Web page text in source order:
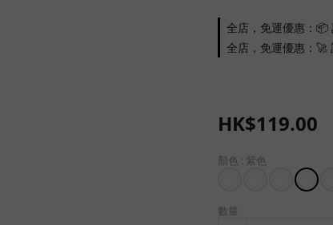
全店，免運優惠：📦
全店，免運優惠：🚀
HK$119.00
顏色 : 紫色
數量